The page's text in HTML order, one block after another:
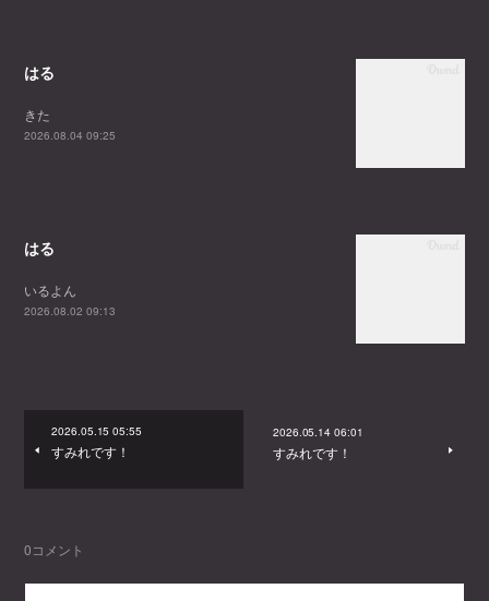
はる
きた
2026.08.04 09:25
はる
いるよん
2026.08.02 09:13
2026.05.15 05:55
すみれです！
2026.05.14 06:01
すみれです！
0コメント